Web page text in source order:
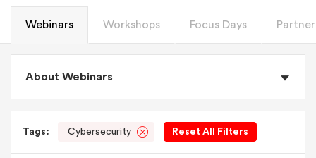
Webinars Workshops Focus Days
About Webinars
Tags: Cybersecurity Reset All Filters